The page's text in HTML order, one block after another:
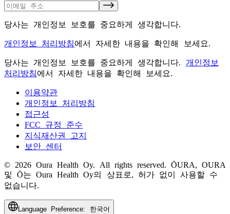
당사는 개인정보 보호를 중요하게 생각합니다.
개인정보 처리방침에서 자세한 내용을 확인해 보세요.
당사는 개인정보 보호를 중요하게 생각합니다.
개인정보
처리방침에서 자세한 내용을 확인해 보세요.
이용약관
개인정보 처리방침
접근성
FCC 규정 준수
지식재산권 고지
보안 센터
© 2026 Oura Health Oy. All rights reserved. ŌURA, OURA
및 Ō는 Oura Health Oy의 상표로, 허가 없이 사용할 수
없습니다.
Language Preference: 한국어